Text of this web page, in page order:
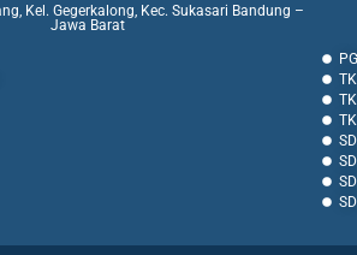
Kel. Gegerkalong, Kec. Sukasari Bandung –
Jawa Barat